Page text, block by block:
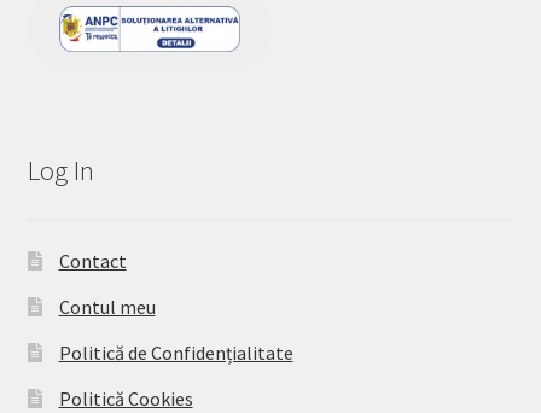
Log In
Contact
Contul meu
Politică de Confidențialitate
Politică Cookies